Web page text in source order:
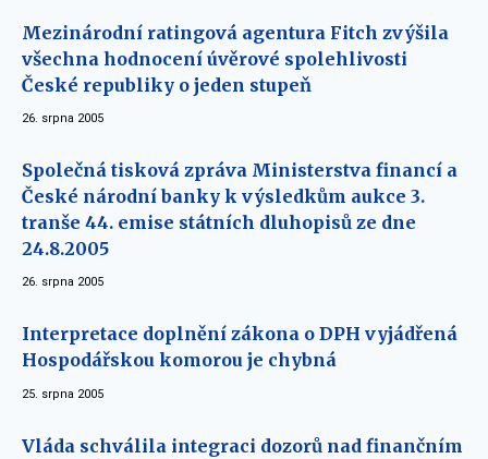
Mezinárodní ratingová agentura Fitch zvýšila
všechna hodnocení úvěrové spolehlivosti
České republiky o jeden stupeň
26. srpna 2005
Společná tisková zpráva Ministerstva financí a
České národní banky k výsledkům aukce 3.
tranše 44. emise státních dluhopisů ze dne
24.8.2005
26. srpna 2005
Interpretace doplnění zákona o DPH vyjádřená
Hospodářskou komorou je chybná
25. srpna 2005
Vláda schválila integraci dozorů nad finančním